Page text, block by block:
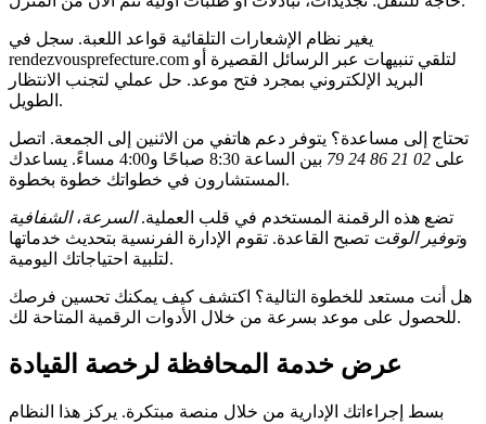
يغير نظام الإشعارات التلقائية قواعد اللعبة. سجل في
rendezvousprefecture.com لتلقي تنبيهات عبر الرسائل القصيرة أو
البريد الإلكتروني بمجرد فتح موعد. حل عملي لتجنب الانتظار
الطويل.
تحتاج إلى مساعدة؟ يتوفر دعم هاتفي من الاثنين إلى الجمعة. اتصل
على 02 21 86 24 79
بين الساعة 8:30 صباحًا و4:00 مساءً. يساعدك
المستشارون في خطواتك خطوة بخطوة.
تضع هذه الرقمنة المستخدم في قلب العملية.السرعة،الشفافية
وتوفير الوقت تصبح القاعدة. تقوم الإدارة الفرنسية بتحديث خدماتها
لتلبية احتياجاتك اليومية.
هل أنت مستعد للخطوة التالية؟ اكتشف كيف يمكنك تحسين فرصك
للحصول على موعد بسرعة من خلال الأدوات الرقمية المتاحة لك.
عرض خدمة المحافظة لرخصة القيادة
بسط إجراءاتك الإدارية من خلال منصة مبتكرة. يركز هذا النظام